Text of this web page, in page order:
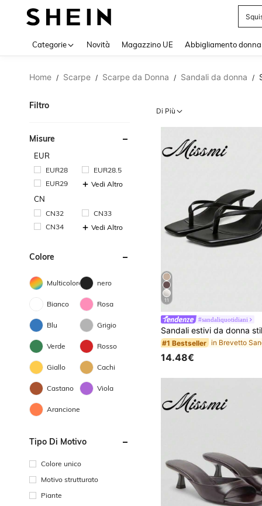
Categorie Novità Magazzino UE Abbigliamento donna
Home / Scarpe / Scarpe da Donna / Sandali da donna /
Filtro
Misure
EUR
EUR28
EUR28.5
EUR29
Vedi Altro
CN
CN32
CN33
CN34
Vedi Altro
Colore
Multicolore nero
Bianco Rosa
Blu Grigio
Verde Rosso
Giallo Cachi
Castano Viola
Arancione
Tipo Di Motivo
Colore unico
Motivo strutturato
Piante
Di Più
11
#sandaliquotidiani
#1 Bestseller
14.48€